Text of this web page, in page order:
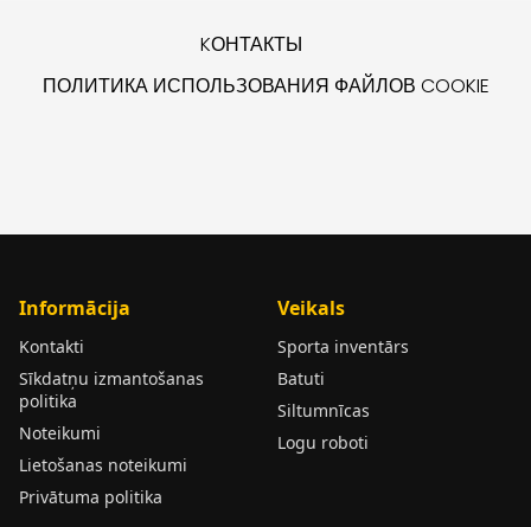
KОНТАКТЫ
ПОЛИТИКА ИСПОЛЬЗОВАНИЯ ФАЙЛОВ COOKIE
Informācija
Kontakti
Sīkdatņu izmantošanas
politika
Noteikumi
Lietošanas noteikumi
Privātuma politika
Veikals
Sporta inventārs
Batuti
Siltumnīcas
Logu roboti